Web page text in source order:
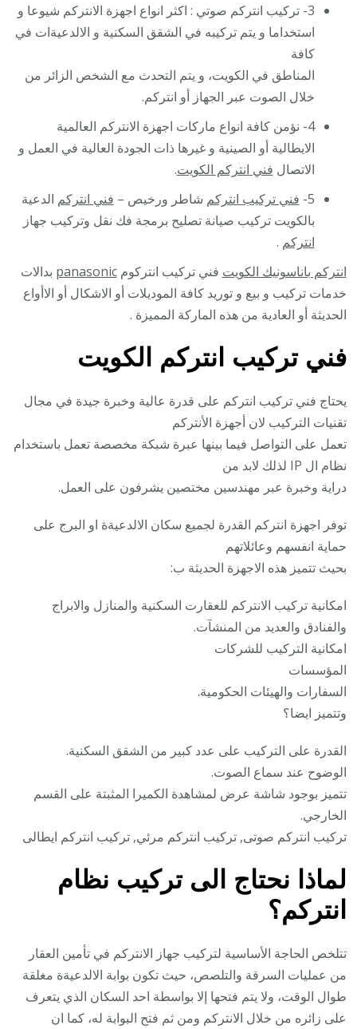
3- تركيب انتركم صوتي : اكثر انواع اجهزة الانتركم شيوعا و
استخداما و يتم تركيبه في الشقق السكنية و الالدعيةات في
كافة
المناطق في الكويت، و يتم التحدث مع الشخص الزائر من
خلال الصوت عبر الجهاز أو انتركم.
4- نؤمن كافة انواع ماركات اجهزة الانتركم العالمية
الايطالية أو الصينية و غيرها ذات الجودة العالية في العمل و
الاتصال فني انتركم الكويت.
5- فني تركيب انتركم شاطر ورخيص – فني انتركم الدعية
بالكويت تركيب صيانة تصليح برمجة فك نقل وتركيب جهاز
انتركم .
انتركم باناسونيك الكويت فني تركيب انتركومpanasonic بدالات
خدمات تركيب و بيع و توريد كافة الموديلات أو الاشكال أو الاأواع
الحديثة أو العادية من هذه الماركة المميزة .
فني تركيب انتركم الكويت
يحتاج فني تركيب انتركم على قدرة عالية وخبرة جيدة في مجال
تقنيات التركيب لان أجهزة الأنتركم
تعمل على التواصل فيما بينها عبرة شبكة مخصصة تعمل باستخدام
نظام ال IP لذلك لابد من
دراية وخبرة عبر مهندسين مختصين يشرفون على العمل.
توفر اجهزة انتركم القدرة لجميع سكان الالدعيةة او البرج على
حماية انفسهم وعائلاتهم
بحيث تتميز هذه الاجهزة الحديثة ب:
امكانية تركيب الانتركم للعقارت السكنية والمنازل والابراج
والفنادق والعديد من المنشآت.
امكانية التركيب للشركات
المؤسسات
السفارات والهيئات الحكومية.
وتتميز ايضا؟
القدرة على التركيب على عدد كبير من الشقق السكنية.
الوضوح عند سماع الصوت.
تتميز بوجود شاشة عرض لمشاهدة الكميرا المثبتة على القسم
الخارجي.
تركيب انتركم صوتى, تركيب انتركم مرئي, تركيب انتركم ايطالى
لماذا نحتاج الى تركيب نظام
انتركم؟
تتلخص الحاجة الأساسية لتركيب جهاز الانتركم في تأمين العقار
من عمليات السرقة والتلصص، حيث تكون بوابة الالدعيةة مغلقة
طوال الوقت، ولا يتم فتحها إلا بواسطة احد السكان الذي يتعرف
على زائره من خلال الانتركم ومن ثم فتح البوابة له، كما ان